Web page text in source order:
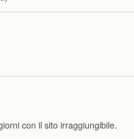
con il sito irraggiungibile.